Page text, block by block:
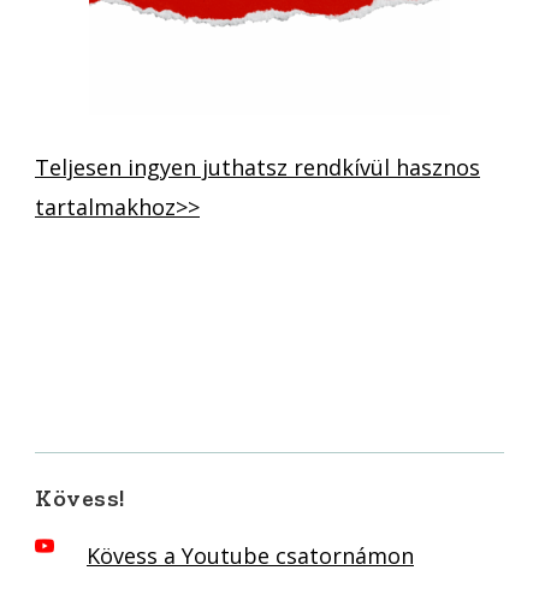
Teljesen ingyen juthatsz rendkívül hasznos
tartalmakhoz>>
Kövess!
Kövess a Youtube csatornámon